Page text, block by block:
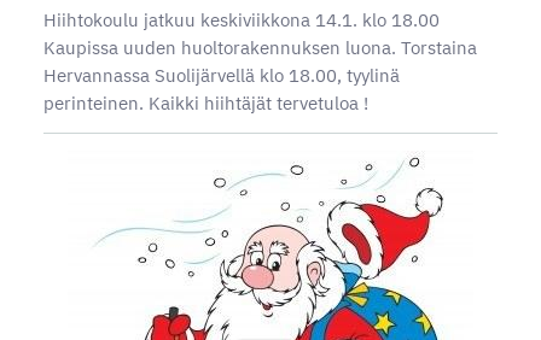
Hiihtokoulu jatkuu keskiviikkona 14.1. klo 18.00
Kaupissa uuden huoltorakennuksen luona. Torstaina
Hervannassa Suolijärvellä klo 18.00, tyylinä
perinteinen. Kaikki hiihtäjät tervetuloa !